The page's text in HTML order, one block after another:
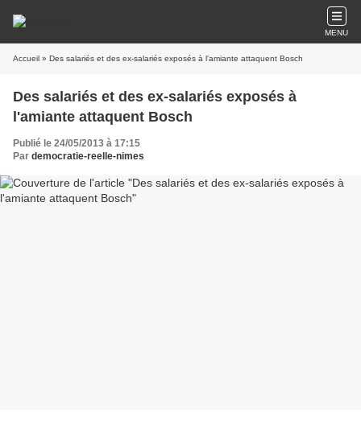
MENU
Accueil » Des salariés et des ex-salariés exposés à l'amiante attaquent Bosch
Des salariés et des ex-salariés exposés à
l'amiante attaquent Bosch
Publié le 24/05/2013 à 17:15
Par democratie-reelle-nimes